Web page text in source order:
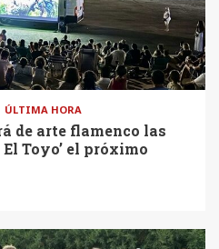
ÚLTIMA HORA
de arte flamenco las
El Toyo’ el próximo